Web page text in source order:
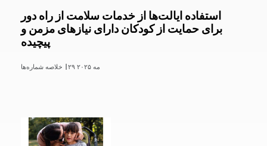
استفاده ایالت‌ها از خدمات سلامت از راه دور
برای حمایت از کودکان دارای نیازهای مزمن و
پیچیده
۲۹ مه ۲۰۲۵